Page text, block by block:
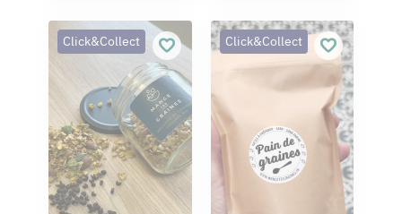
Click&Collect Click&Collect